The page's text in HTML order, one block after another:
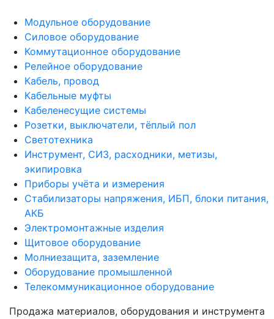
Модульное оборудование
Силовое оборудование
Коммутационное оборудование
Релейное оборудование
Кабель, провод
Кабельные муфты
Кабеленесущие системы
Розетки, выключатели, тёплый пол
Светотехника
Инструмент, СИЗ, расходники, метизы,
экипировка
Приборы учёта и измерения
Стабилизаторы напряжения, ИБП, блоки питания,
АКБ
Электромонтажные изделия
Щитовое оборудование
Молниезащита, заземление
Оборудование промышленной
Телекоммуникационное оборудование
Продажа материалов, оборудования и инструмента